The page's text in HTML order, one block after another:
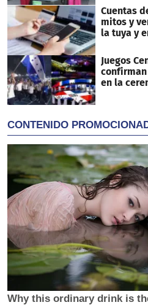
Cuentas
mitos y
la tuya y
Juegos
en la